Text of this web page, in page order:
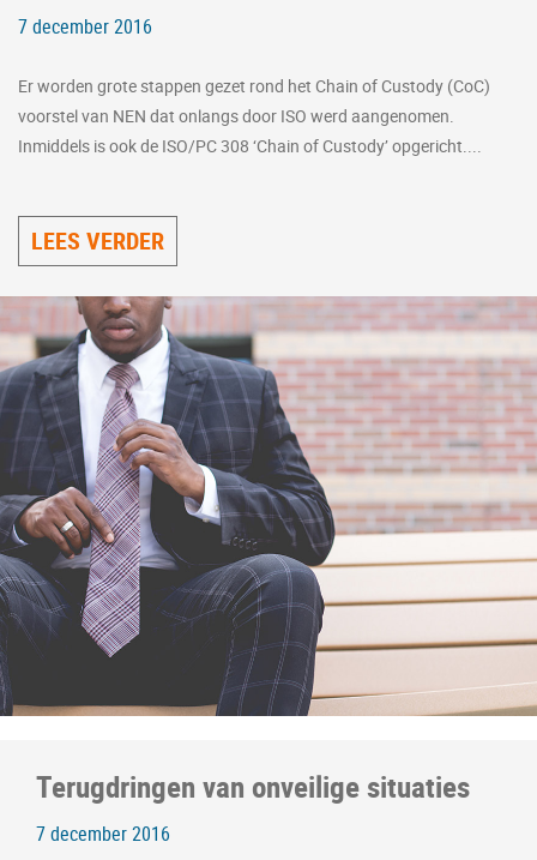
7 december 2016
Er worden grote stappen gezet rond het Chain of Custody (CoC)
voorstel van NEN dat onlangs door ISO werd aangenomen.
Inmiddels is ook de ISO/PC 308 ‘Chain of Custody’ opgericht....
LEES VERDER
Terugdringen van onveilige situaties
7 december 2016